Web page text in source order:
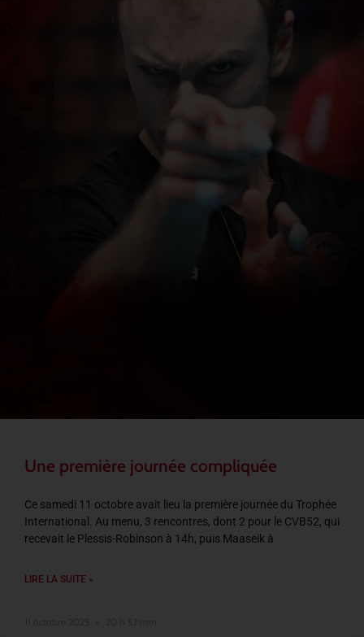
Une première journée compliquée
Ce samedi 11 octobre avait lieu la première journée du Trophée
International. Au menu, 3 rencontres, dont 2 pour le CVB52, qui
recevait le Plessis-Robinson à 14h, puis Maaseik à
LIRE LA SUITE »